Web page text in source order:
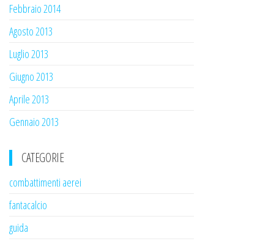
Febbraio 2014
Agosto 2013
Luglio 2013
Giugno 2013
Aprile 2013
Gennaio 2013
CATEGORIE
combattimenti aerei
fantacalcio
guida